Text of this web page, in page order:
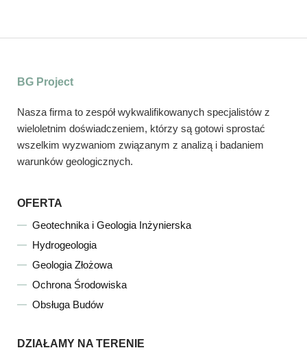
BG Project
Nasza firma to zespół wykwalifikowanych specjalistów z
wieloletnim doświadczeniem, którzy są gotowi sprostać
wszelkim wyzwaniom związanym z analizą i badaniem
warunków geologicznych.
OFERTA
Geotechnika i Geologia Inżynierska
Hydrogeologia
Geologia Złożowa
Ochrona Środowiska
Obsługa Budów
DZIAŁAMY NA TERENIE